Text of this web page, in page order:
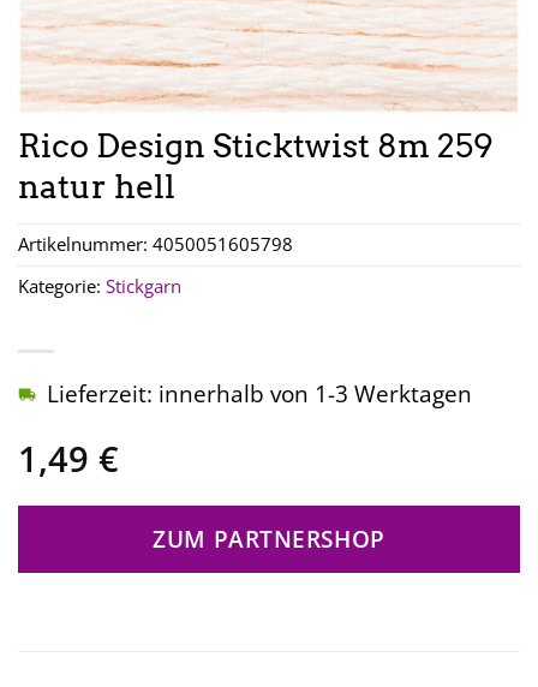
Rico Design Sticktwist 8m 259
natur hell
1,49 €
Lieferzeit: innerhalb von 1-3 Werktagen
ZUM PARTNERSHOP
Artikelnummer: 4050051605798
Kategorie: Stickgarn